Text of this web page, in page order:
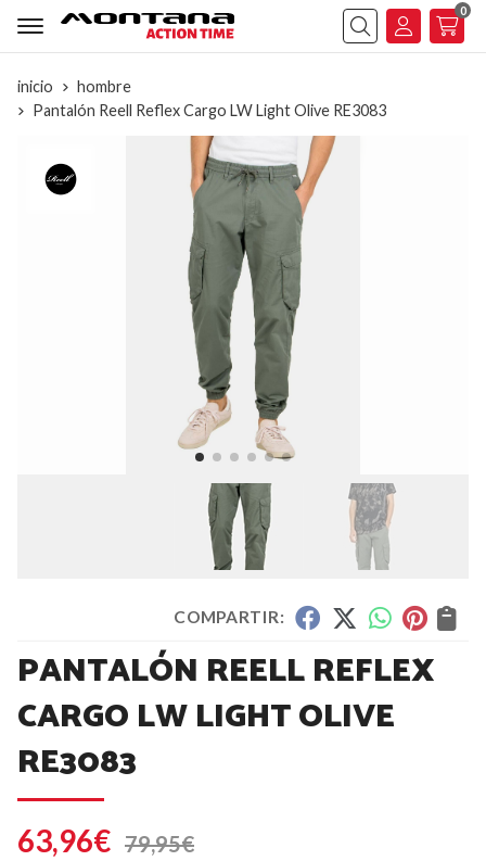
Buscar
0
inicio
hombre
Pantalón Reell Reflex Cargo LW Light Olive RE3083
COMPARTIR:
PANTALÓN REELL REFLEX
CARGO LW LIGHT OLIVE
RE3083
63,96€ 79,95€